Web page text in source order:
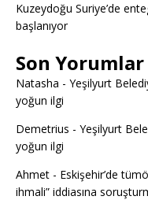
Kuzeydoğu Suriye’de
başlanıyor
Son Yorumlar
Natasha - Yeşilyurt
yoğun ilgi
Demetrius - Yeşilyurt
yoğun ilgi
Ahmet - Eskişehir’de
ihmali” iddiasına